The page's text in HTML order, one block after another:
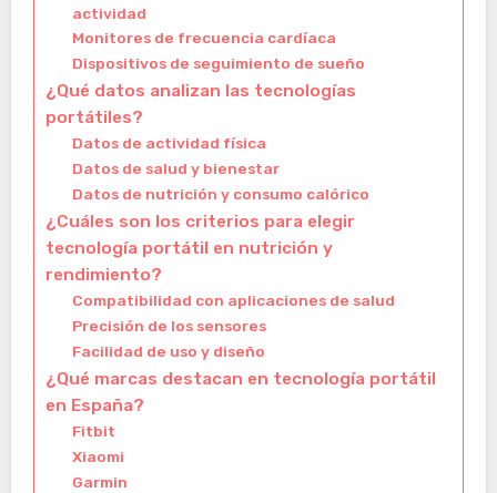
actividad
Monitores de frecuencia cardíaca
Dispositivos de seguimiento de sueño
¿Qué datos analizan las tecnologías
portátiles?
Datos de actividad física
Datos de salud y bienestar
Datos de nutrición y consumo calórico
¿Cuáles son los criterios para elegir
tecnología portátil en nutrición y
rendimiento?
Compatibilidad con aplicaciones de salud
Precisión de los sensores
Facilidad de uso y diseño
¿Qué marcas destacan en tecnología portátil
en España?
Fitbit
Xiaomi
Garmin